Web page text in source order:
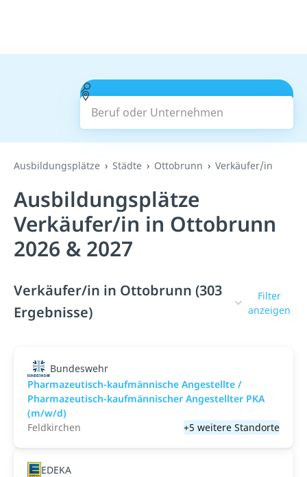
Beruf oder Unternehmen
Suchen
Ausbildungsplätze Städte Ottobrunn Verkäufer/in
Ausbildungsplätze
Verkäufer/in in Ottobrunn
2026 & 2027
Verkäufer/in in Ottobrunn (303
Ergebnisse)
Filter
anzeigen
Bundeswehr
Pharmazeutisch-kaufmännische Angestellte /
Pharmazeutisch-kaufmännischer Angestellter PKA
(m/w/d)
Feldkirchen
+5 weitere Standorte
EDEKA